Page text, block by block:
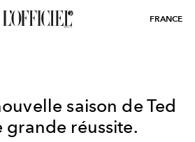
FRANCE
saison de Ted
grande réussite.